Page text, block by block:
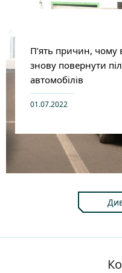
П’ять причин, чому
знову повернути
автомобілів
01.07.2022